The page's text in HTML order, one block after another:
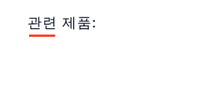
관련 제품: